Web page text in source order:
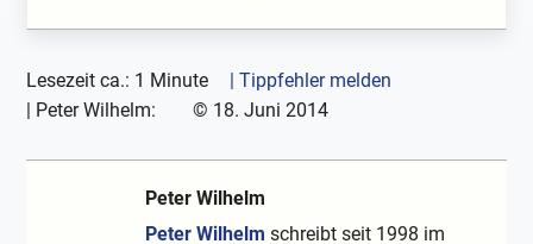
Lesezeit ca.: 1 Minute
| Tippfehler melden
| Peter Wilhelm: © 18. Juni 2014
Peter Wilhelm
Peter Wilhelm schreibt seit 1998 im